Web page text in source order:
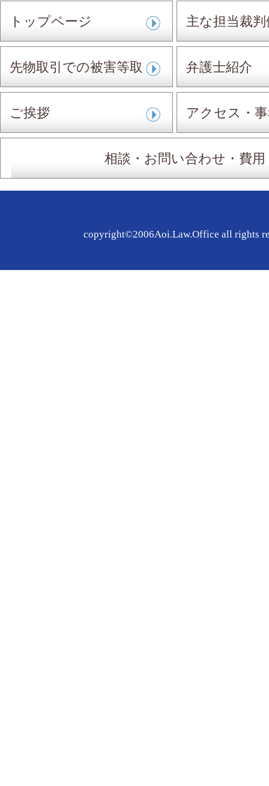
トップページ 主な担当裁判
先物取引での被害等取
扱事件
弁護士紹介
ご挨拶 アクセス・
相談・お問い合わせ・費用
copyright©2006Aoi.Law.Office all rights